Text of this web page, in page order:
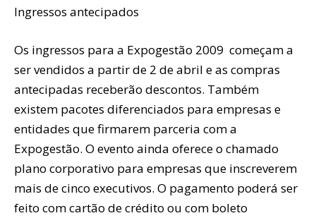
Ingressos antecipados
Os ingressos para a Expogestão 2009 começam a
ser vendidos a partir de 2 de abril e as compras
antecipadas receberão descontos. Também
existem pacotes diferenciados para empresas e
entidades que firmarem parceria com a
Expogestão. O evento ainda oferece o chamado
plano corporativo para empresas que inscreverem
mais de cinco executivos. O pagamento poderá ser
feito com cartão de crédito ou com boleto